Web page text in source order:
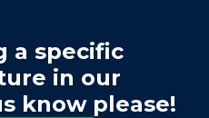
a specific
in our
know please!